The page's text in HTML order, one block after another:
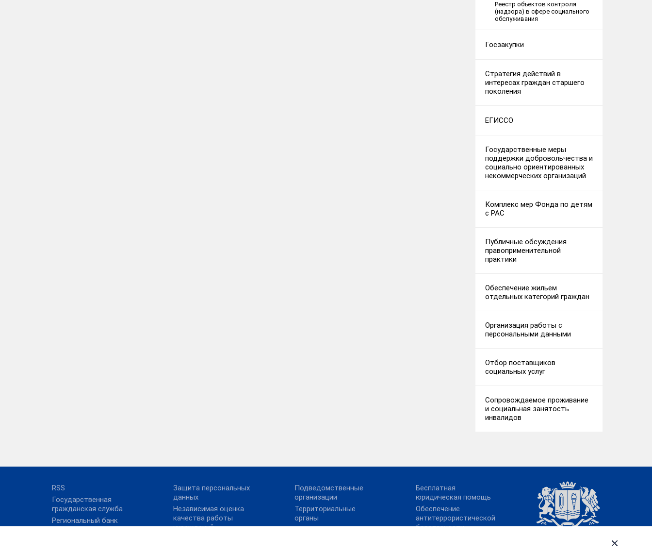
Реестр объектов контроля
(надзора) в сфере социального
обслуживания
Госзакупки
Стратегия действий в
интересах граждан старшего
поколения
ЕГИССО
Государственные меры
поддержки добровольчества и
социально ориентированных
некоммерческих организаций
Комплекс мер Фонда по детям
с РАС
Публичные обсуждения
правоприменительной
практики
Обеспечение жильем
отдельных категорий граждан
Организация работы с
персональными данными
Отбор поставщиков
социальных услуг
Сопровождаемое проживание
и социальная занятость
инвалидов
RSS
Государственная
гражданская служба
Региональный банк
Защита персональных
данных
Независимая оценка
качества работы
учреждений
Подведомственные
организации
Территориальные
органы
Бесплатная
юридическая помощь
Обеспечение
антитеррористической
безопасности